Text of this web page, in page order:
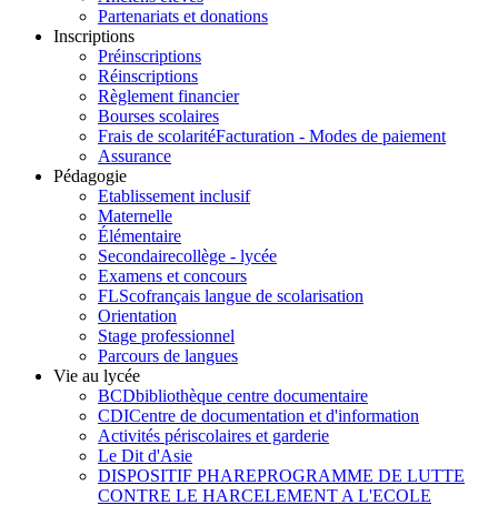
Partenariats et donations
Inscriptions
Préinscriptions
Réinscriptions
Règlement financier
Bourses scolaires
Frais de scolaritéFacturation - Modes de paiement
Assurance
Pédagogie
Etablissement inclusif
Maternelle
Élémentaire
Secondairecollège - lycée
Examens et concours
FLScofrançais langue de scolarisation
Orientation
Stage professionnel
Parcours de langues
Vie au lycée
BCDbibliothèque centre documentaire
CDICentre de documentation et d'information
Activités périscolaires et garderie
Le Dit d'Asie
DISPOSITIF PHAREPROGRAMME DE LUTTE
CONTRE LE HARCELEMENT A L'ECOLE